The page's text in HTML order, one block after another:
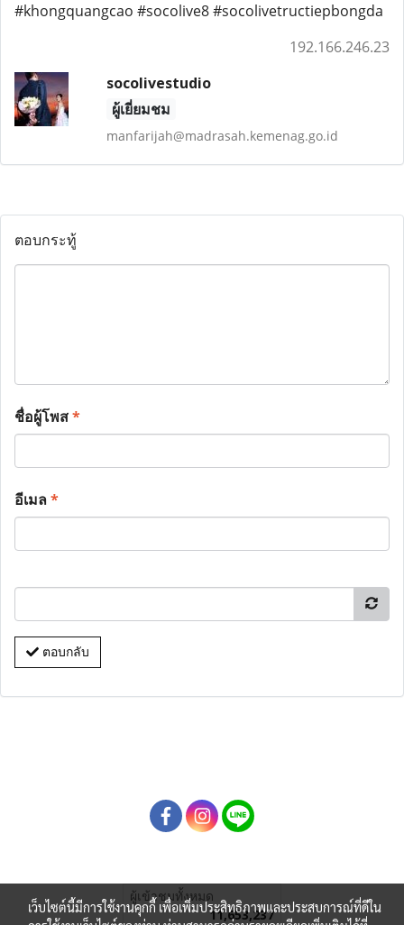
#khongquangcao #socolive8 #socolivetructiepbongda
192.166.246.23
socolivestudio
ผู้เยี่ยมชม
manfarijah@madrasah.kemenag.go.id
ตอบกระทู้
ชื่อผู้โพส*
อีเมล*
ตอบกลับ
ผู้เข้าชมทั้งหมด
11,653,237
เว็บไซต์นี้มีการใช้งานคุกกี้ เพื่อเพิ่มประสิทธิภาพและประสบการณ์ที่ดีใน